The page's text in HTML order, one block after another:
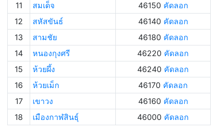
11
สมเด็จ 46150 คัดลอก
12
สหัสขันธ์ 46140 คัดลอก
13
สามชัย 46180 คัดลอก
14
หนองกุงศรี 46220 คัดลอก
15
ห้วยผึ้ง 46240 คัดลอก
16
ห้วยเม็ก 46170 คัดลอก
17
เขาวง 46160 คัดลอก
18
เมืองกาฬสินธุ์ 46000 คัดลอก